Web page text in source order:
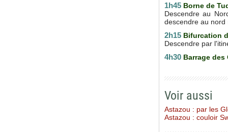
1h45 Borne de
Descendre au
descendre au nord
2h15 Bifurcation
Descendre par
4h30 Barrage des
Voir aussi
Astazou : par les
Astazou : couloir